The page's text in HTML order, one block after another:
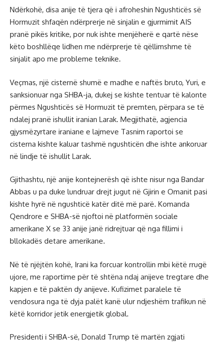
Ndërkohë, disa anije të tjera që i afroheshin Ngushticës së
Hormuzit shfaqën ndërprerje në sinjalin e gjurmimit AIS
pranë pikës kritike, por nuk ishte menjëherë e qartë nëse
këto boshllëqe lidhen me ndërprerje të qëllimshme të
sinjalit apo me probleme teknike.
Veçmas, një cisternë shumë e madhe e naftës bruto, Yuri, e
sanksionuar nga SHBA-ja, dukej se kishte tentuar të kalonte
përmes Ngushticës së Hormuzit të premten, përpara se të
ndalej pranë ishullit iranian Larak. Megjithatë, agjencia
gjysmëzyrtare iraniane e lajmeve Tasnim raportoi se
cisterna kishte kaluar tashmë ngushticën dhe ishte ankoruar
në lindje të ishullit Larak.
Gjithashtu, një anije kontejnerësh që ishte nisur nga Bandar
Abbas u pa duke lundruar drejt jugut në Gjirin e Omanit pasi
kishte hyrë në ngushticë katër ditë më parë. Komanda
Qendrore e SHBA-së njoftoi në platformën sociale
amerikane X se 33 anije janë ridrejtuar që nga fillimi i
bllokadës detare amerikane.
Në të njëjtën kohë, Irani ka forcuar kontrollin mbi këtë rrugë
ujore, me raportime për të shtëna ndaj anijeve tregtare dhe
kapjen e të paktën dy anijeve. Kufizimet paralele të
vendosura nga të dyja palët kanë ulur ndjeshëm trafikun në
këtë korridor jetik energjetik global.
Presidenti i SHBA-së, Donald Trump të martën zgjati